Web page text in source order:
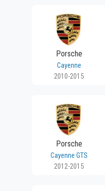
Porsche
Cayenne
2010-2015
Porsche
Cayenne GTS
2012-2015